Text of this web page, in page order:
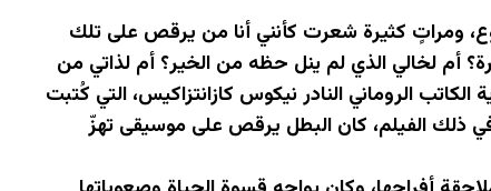
ومراتٍ كثيرة شعرت كأنني أنا من يرقص على تلك
أم لخالي الذي لم ينل حظه من الخير؟ أم لذاتي من
الروماني النادر نيكوس كازانتزاكيس، التي كُتبت
أليكسيس زوربا، في ذلك الفيلم، كان البطل يرقص على موسيقى تهزّ